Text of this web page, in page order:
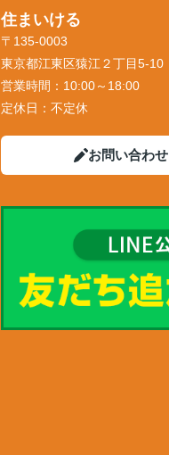
住まいける
〒135-0003
東京都江東区猿江２丁目5-10
営業時間： 10:00～18:00
定休日： 不定休
お問い合わせ